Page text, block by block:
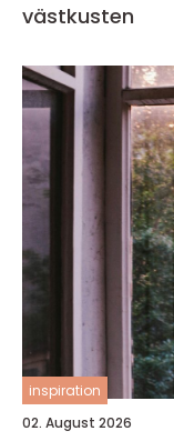
västkusten
inspiration
02. August 2026